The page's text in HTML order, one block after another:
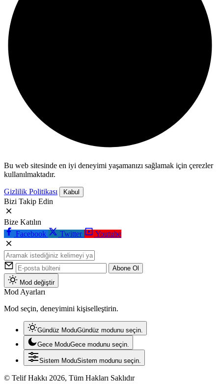
Bu web sitesinde en iyi deneyimi yaşamanızı sağlamak için çerezler
kullanılmaktadır.
Gizlilik Politikası Kabul
Bizi Takip Edin
Bize Katılın
Facebook
Twitter Youtube
Abone Ol
Mod değiştir
Mod Ayarları
Mod seçin, deneyimini kişiselleştirin.
Gündüz ModuGündüz modunu seçin.
Gece ModuGece modunu seçin.
Sistem ModuSistem modunu seçin.
© Telif Hakkı 2026, Tüm Hakları Saklıdır